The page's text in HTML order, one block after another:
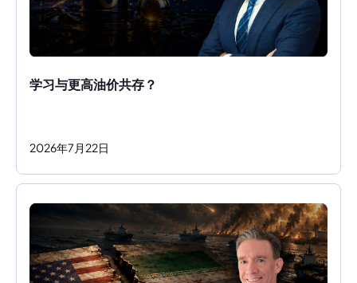
2026年7 月 22日